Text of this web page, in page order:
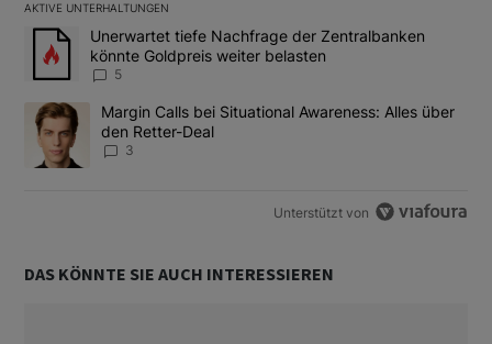
AKTIVE UNTERHALTUNGEN
Das Folgende ist eine Liste der am meisten kommentierten
Ein Trendartikel mit dem Titel "Unerwartet tiefe Nachfrage der
Unerwartet tiefe Nachfrage der Zentralbanken
könnte Goldpreis weiter belasten
5
Ein Trendartikel mit dem Titel "Margin Calls bei Situational
Margin Calls bei Situational Awareness: Alles über
den Retter-Deal
3
Unterstützt von
DAS KÖNNTE SIE AUCH INTERESSIEREN